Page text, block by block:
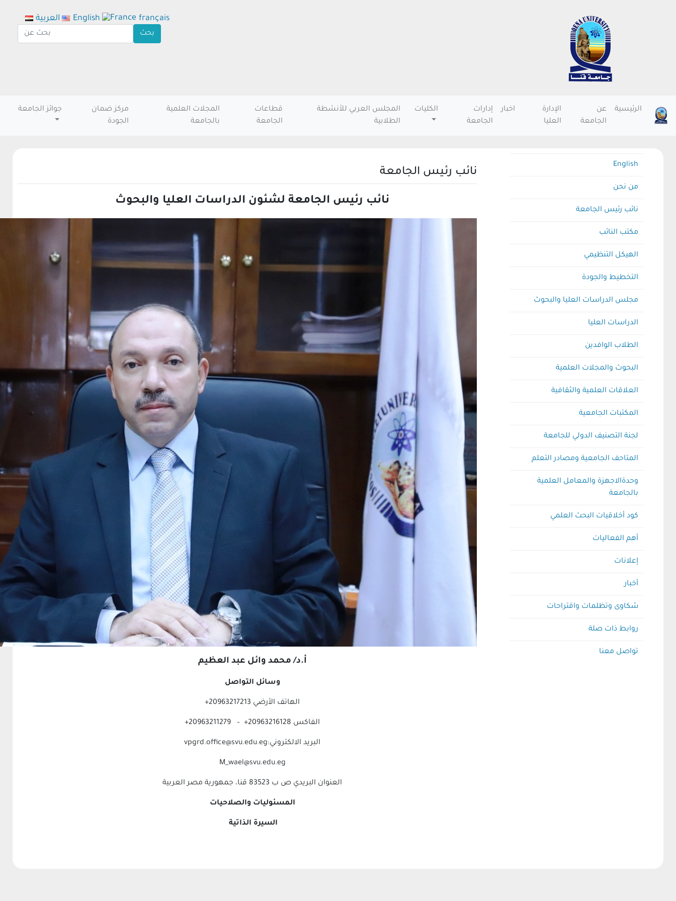
الرئيسية
عن
الجامعة
الإدارة
العليا
اخبار
إدارات
الجامعة
الكليات
المجلس العربي للأنشطة
الطلابية
قطاعات
الجامعة
المجلات العلمية
بالجامعة
مركز ضمان
الجودة
جوائز الجامعة
English
من نحن
نائب رئيس الجامعة
مكتب النائب
الهيكل التنظيمي
التخطيط والجودة
مجلس الدراسات العليا والبحوث
الدراسات العليا
الطلاب الوافدين
البحوث والمجلات العلمية
العلاقات العلمية والثقافية
المكتبات الجامعية
لجنة التصنيف الدولي للجامعة
المتاحف الجامعية ومصادر التعلم
وحدةالاجهزة والمعامل العلمية
بالجامعة
كود أخلاقيات البحث العلمي
أهم الفعاليات
إعلانات
أخبار
شكاوى وتظلمات واقتراحات
روابط ذات صلة
تواصل معنا
نائب رئيس الجامعة
نائب رئيس الجامعة لشئون الدراسات العليا والبحوث
أ.د/ محمد وائل عبد العظيم
وسائل التواصل
الهاتف الأرضي 20963217213+
الفاكس 20963216128+ – 20963211279+
البريد الالكتروني:vpgrd.office@svu.edu.eg
M_wael@svu.edu.eg
العنوان البريدي ص ب 83523 قنا، جمهورية مصر العربية
المسئوليات والصلاحيات
السيرة الذاتية
العربية English français